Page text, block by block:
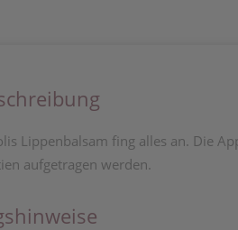
Lippenbalsam fing alles an. Die
aufgetragen werden.